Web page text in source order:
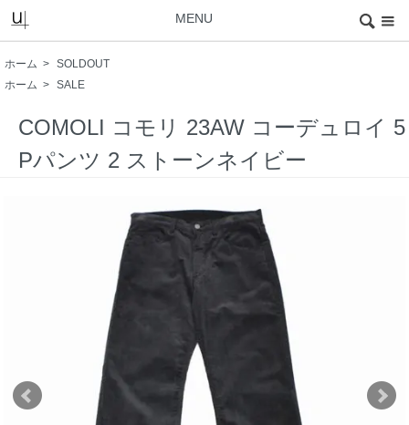
MENU
ホーム > SOLDOUT
ホーム > SALE
COMOLI コモリ 23AW コーデュロイ 5
Pパンツ 2 ストーンネイビー